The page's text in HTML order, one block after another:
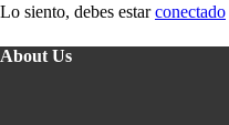
Lo siento, debes estarconectado
About Us